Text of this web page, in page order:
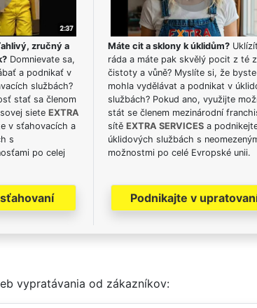
zručný a
Domnievate sa,
a podnikať v
službách?
stať sa členom
siete EXTRA
v sťahovacích a
s
po celej
Máte cit a sklony k úklidům?
ráda a máte pak skvělý pocit z té
čistoty a vůně? Myslíte si, že
mohla vydělávat a podnikat v
službách? Pokud ano, využijte
stát se členem mezinárodní
sítě EXTRA SERVICESa
úklidových službách s
možnostmi po celé Evropské unii.
Podnikajte v
vypratávania od zákazníkov: